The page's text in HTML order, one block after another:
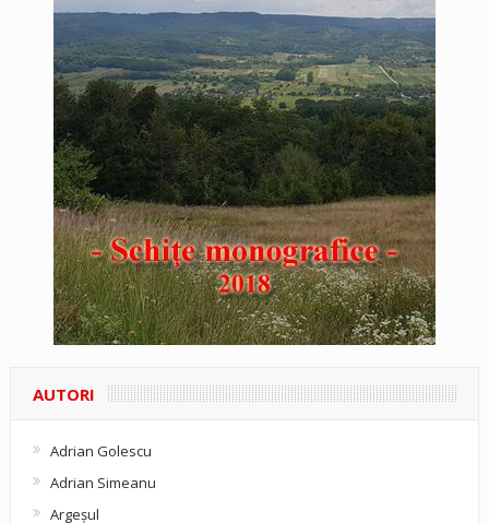
AUTORI
Adrian Golescu
Adrian Simeanu
Argeşul